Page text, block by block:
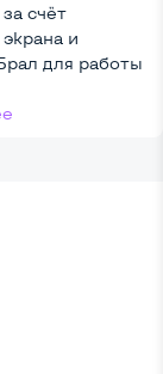
Key Light, Два
счёт
и
для работы